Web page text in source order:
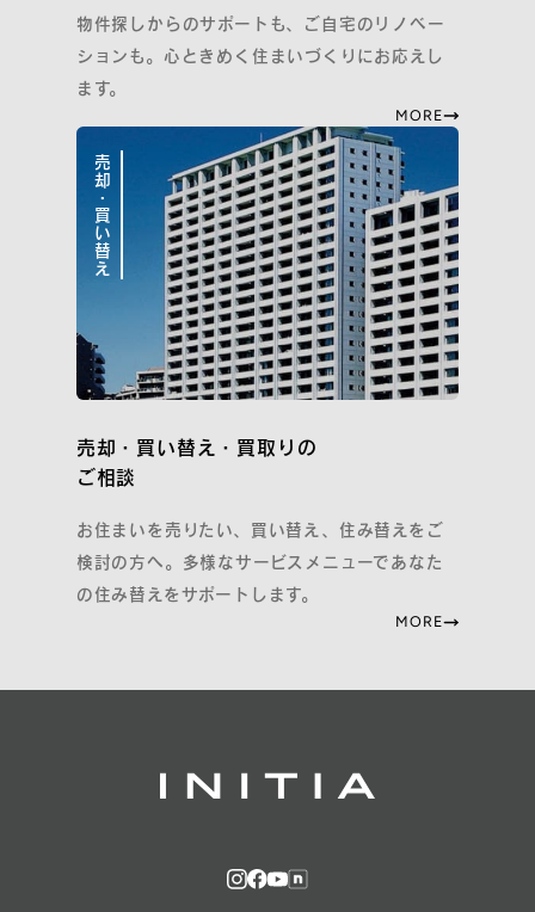
物件探しからのサポートも、ご自宅のリノベー
ションも。心ときめく住まいづくりにお応えし
ます。
MORE
売却・買い替え
売却・買い替え・買取りの
ご相談
お住まいを売りたい、買い替え、住み替えをご
検討の方へ。多様なサービスメニューであなた
の住み替えをサポートします。
MORE